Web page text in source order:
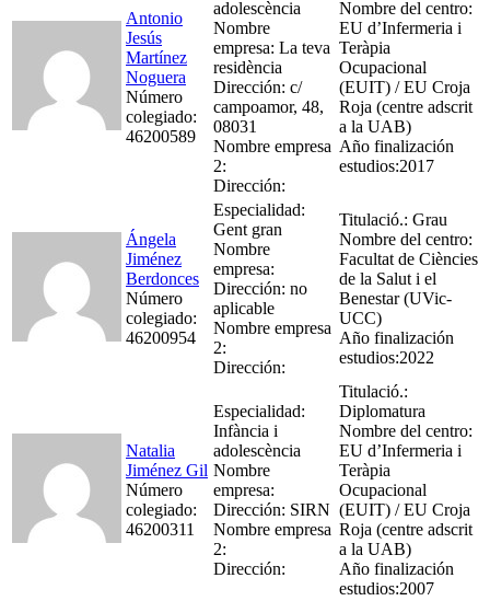
Antonio
Jesús
Martínez
Noguera
Número
colegiado:
46200589
adolescència
Nombre
empresa: La teva
residència
Dirección: c/
campoamor, 48,
08031
Nombre empresa
2:
Dirección:
Nombre del centro:
EU d’Infermeria i
Teràpia
Ocupacional
(EUIT) / EU Croja
Roja (centre adscrit
a la UAB)
Año finalización
estudios:2017
Ángela
Jiménez
Berdonces
Número
colegiado:
46200954
Especialidad:
Gent gran
Nombre
empresa:
Dirección: no
aplicable
Nombre empresa
2:
Dirección:
Titulació.: Grau
Nombre del centro:
Facultat de Ciències
de la Salut i el
Benestar (UVic-
UCC)
Año finalización
estudios:2022
Natalia
Jiménez Gil
Número
colegiado:
46200311
Especialidad:
Infància i
adolescència
Nombre
empresa:
Dirección: SIRN
Nombre empresa
2:
Dirección:
Titulació.:
Diplomatura
Nombre del centro:
EU d’Infermeria i
Teràpia
Ocupacional
(EUIT) / EU Croja
Roja (centre adscrit
a la UAB)
Año finalización
estudios:2007